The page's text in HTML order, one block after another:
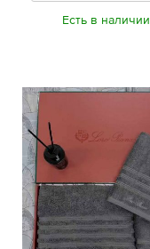
Есть в наличии